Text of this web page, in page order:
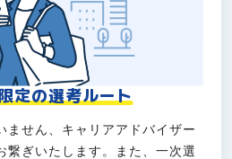
定の選考ルート
ません、キャリアアドバイザー
繋ぎいたします。また、一次選